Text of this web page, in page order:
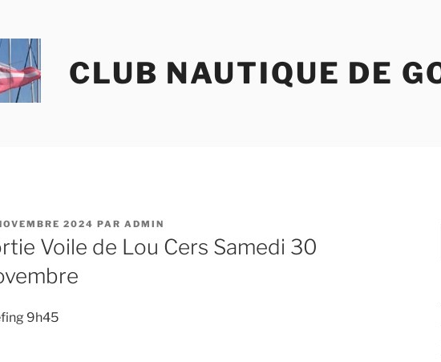
CLUB NAUTIQUE DE
2024 PAR ADMIN
Voile de Lou Cers Samedi 30
9h45